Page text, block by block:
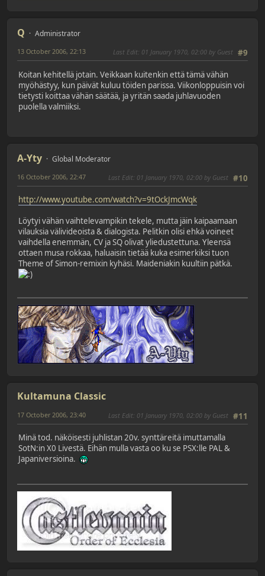
Q Administrator
#9
13 October 2006, 22:13 Last Edit: 01 January 1970, 02:00 by Guest
Koitan kehitellä jotain. Veikkaan kuitenkin että tämä vähän
myöhästyy, kun päivät kuluu töiden parissa. Viikonloppuisin voi
tietysti koittaa vähän säätää, ja yritän saada juhlavuoden
puolella valmiiksi.
A-Yty Global Moderator
#10
16 October 2006, 22:47 Last Edit: 01 January 1970, 02:00 by Guest
http://www.youtube.com/watch?v=9tOckJmcWqk
Löytyi vähän vaihtelevampikin tekele, mutta jäin kaipaamaan
vilauksia välivideoista & dialogista. Pelitkin olisi ehkä voineet
vaihdella enemmän, CV ja SQ olivat yliedustettuna. Yleensä
ottaen musa rokkaa, haluaisin tietää kuka esimerkiksi tuon
Theme of Simon-remixin kyhäsi. Maideniakin kuultiin pätkä.
Kultamuna Classic
#11
17 October 2006, 23:40 Last Edit: 01 January 1970, 02:00 by Guest
Minä tod. näköisesti juhlistan 20v. synttäreitä imuttamalla
SotN:in X0 Livestä. Eihän mulla vasta oo ku se PSX:lle PAL &
Japaniversioina.